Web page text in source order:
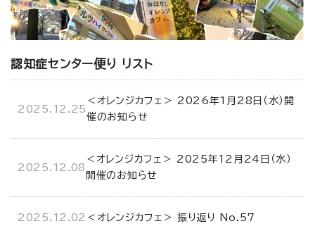
認知症センター便り リスト
2025.12.25
＜オレンジカフェ＞ 2026年1月28日（水）開
催のお知らせ
2025.12.08
＜オレンジカフェ＞ 2025年12月24日（水）
開催のお知らせ
2025.12.02 ＜オレンジカフェ＞ 振り返り No.57